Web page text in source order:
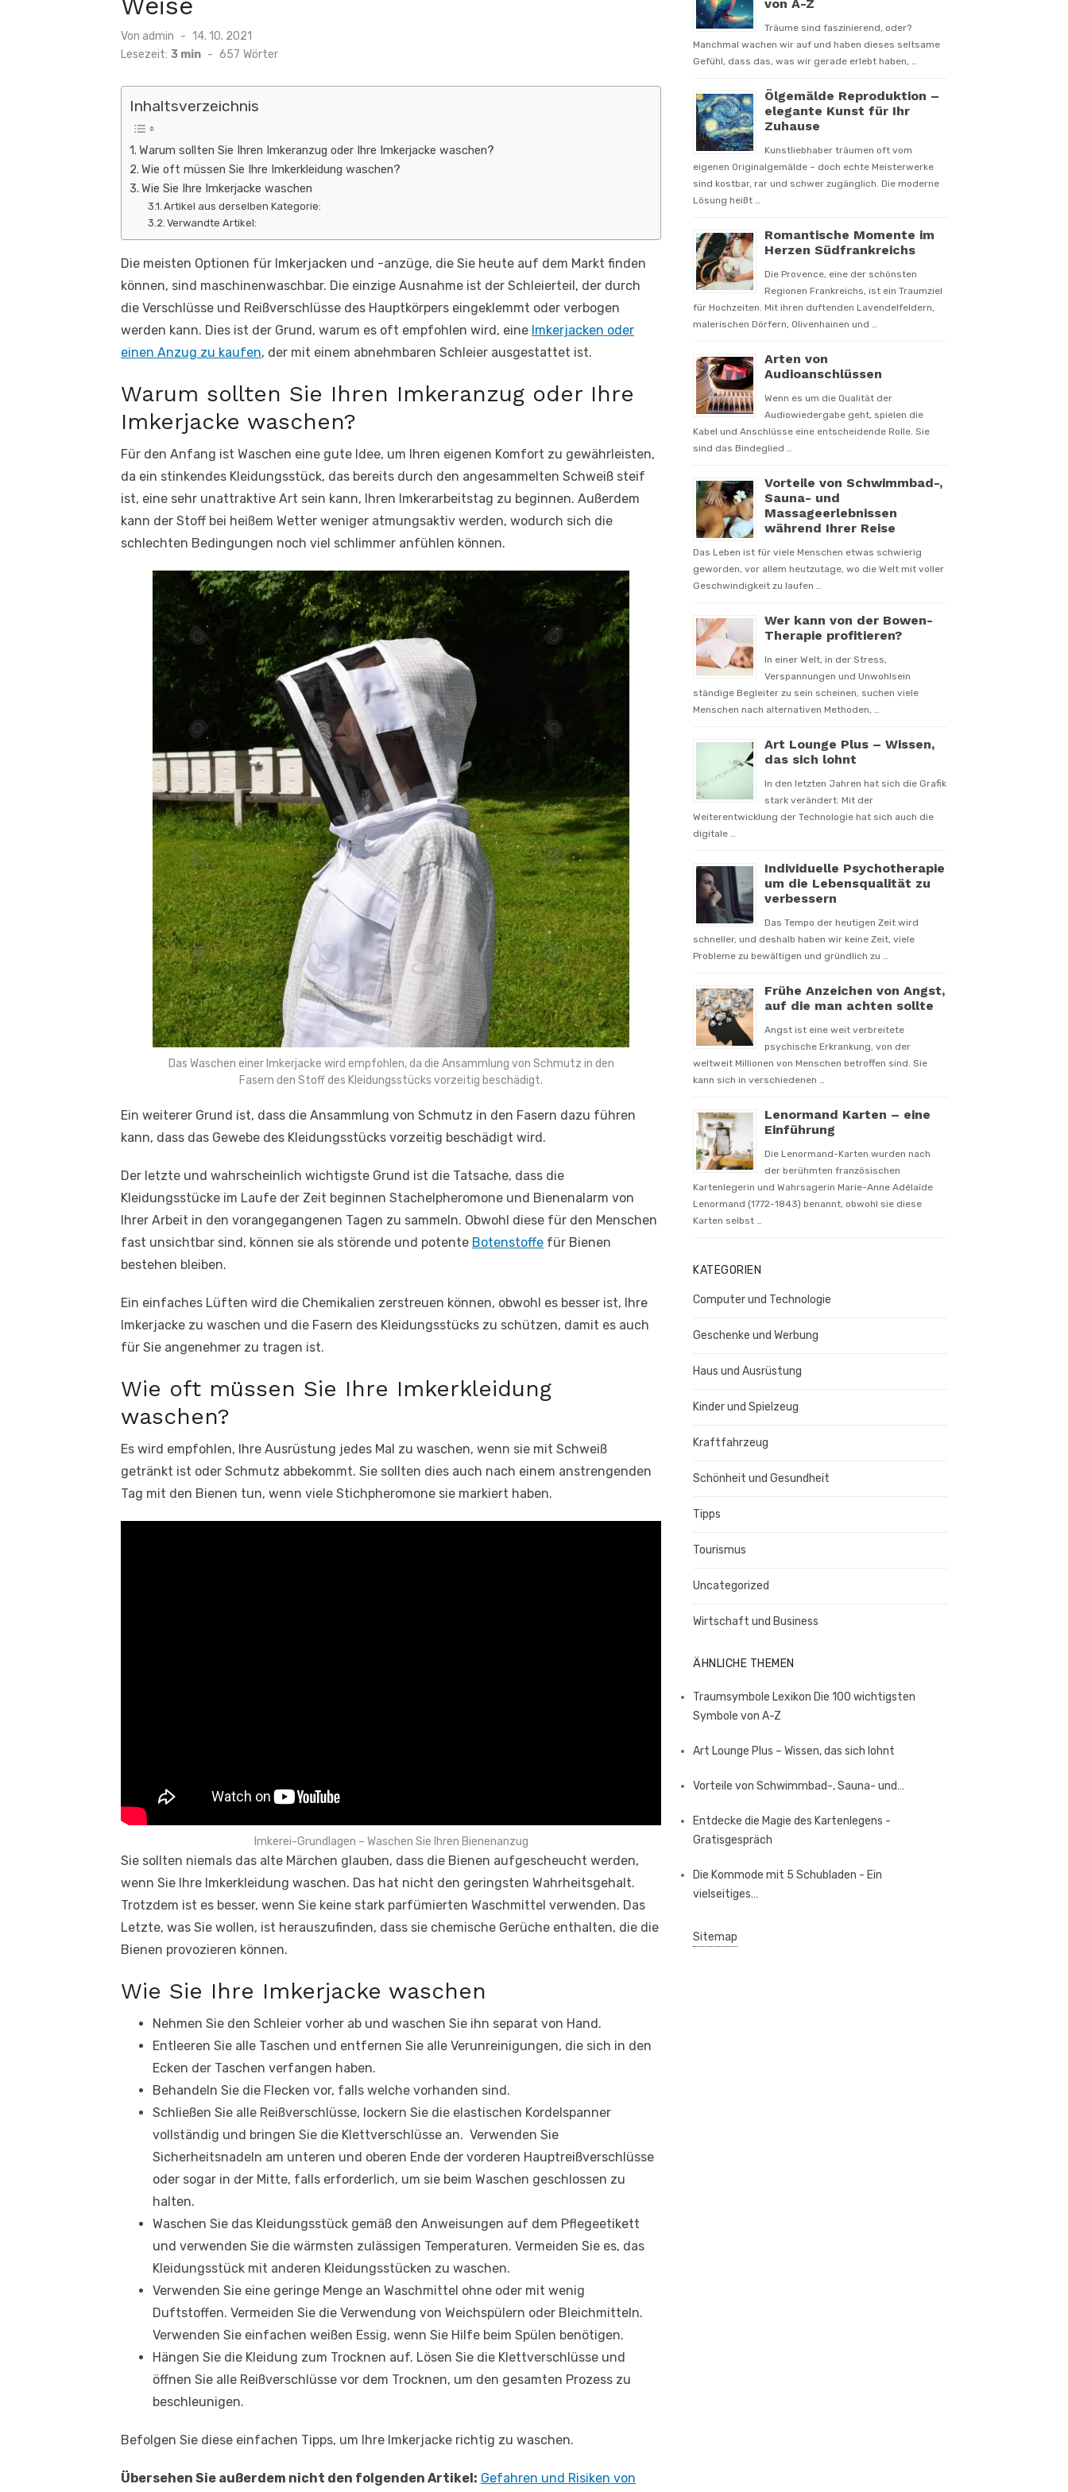
Von admin
Veröffentlicht
am
14. 10. 2021
Lesezeit: 3 min - 657 Wörter
Inhaltsverzeichnis
Warum sollten Sie Ihren Imkeranzug oder Ihre Imkerjacke waschen?
Wie oft müssen Sie Ihre Imkerkleidung waschen?
Wie Sie Ihre Imkerjacke waschen
Artikel aus derselben Kategorie:
Verwandte Artikel:
Die meisten Optionen für Imkerjacken und -anzüge, die Sie heute auf dem Markt finden
können, sind maschinenwaschbar. Die einzige Ausnahme ist der Schleierteil, der durch
die Verschlüsse und Reißverschlüsse des Hauptkörpers eingeklemmt oder verbogen
werden kann. Dies ist der Grund, warum es oft empfohlen wird, eine Imkerjacken oder
einen Anzug zu kaufen, der mit einem abnehmbaren Schleier ausgestattet ist.
Warum sollten Sie Ihren Imkeranzug oder Ihre
Imkerjacke waschen?
Für den Anfang ist Waschen eine gute Idee, um Ihren eigenen Komfort zu gewährleisten,
da ein stinkendes Kleidungsstück, das bereits durch den angesammelten Schweiß steif
ist, eine sehr unattraktive Art sein kann, Ihren Imkerarbeitstag zu beginnen. Außerdem
kann der Stoff bei heißem Wetter weniger atmungsaktiv werden, wodurch sich die
schlechten Bedingungen noch viel schlimmer anfühlen können.
Das Waschen einer Imkerjacke wird empfohlen, da die Ansammlung von Schmutz in den
Fasern den Stoff des Kleidungsstücks vorzeitig beschädigt.
Ein weiterer Grund ist, dass die Ansammlung von Schmutz in den Fasern dazu führen
kann, dass das Gewebe des Kleidungsstücks vorzeitig beschädigt wird.
Der letzte und wahrscheinlich wichtigste Grund ist die Tatsache, dass die
Kleidungsstücke im Laufe der Zeit beginnen Stachelpheromone und Bienenalarm von
Ihrer Arbeit in den vorangegangenen Tagen zu sammeln. Obwohl diese für den Menschen
fast unsichtbar sind, können sie als störende und potente Botenstoffe für Bienen
bestehen bleiben.
Ein einfaches Lüften wird die Chemikalien zerstreuen können, obwohl es besser ist, Ihre
Imkerjacke zu waschen und die Fasern des Kleidungsstücks zu schützen, damit es auch
für Sie angenehmer zu tragen ist.
Wie oft müssen Sie Ihre Imkerkleidung
waschen?
Es wird empfohlen, Ihre Ausrüstung jedes Mal zu waschen, wenn sie mit Schweiß
getränkt ist oder Schmutz abbekommt. Sie sollten dies auch nach einem anstrengenden
Tag mit den Bienen tun, wenn viele Stichpheromone sie markiert haben.
Imkerei-Grundlagen – Waschen Sie Ihren Bienenanzug
Sie sollten niemals das alte Märchen glauben, dass die Bienen aufgescheucht werden,
wenn Sie Ihre Imkerkleidung waschen. Das hat nicht den geringsten Wahrheitsgehalt.
Trotzdem ist es besser, wenn Sie keine stark parfümierten Waschmittel verwenden. Das
Letzte, was Sie wollen, ist herauszufinden, dass sie chemische Gerüche enthalten, die die
Bienen provozieren können.
Wie Sie Ihre Imkerjacke waschen
Nehmen Sie den Schleier vorher ab und waschen Sie ihn separat von Hand.
Entleeren Sie alle Taschen und entfernen Sie alle Verunreinigungen, die sich in den
Ecken der Taschen verfangen haben.
Behandeln Sie die Flecken vor, falls welche vorhanden sind.
Schließen Sie alle Reißverschlüsse, lockern Sie die elastischen Kordelspanner
vollständig und bringen Sie die Klettverschlüsse an. Verwenden Sie
Sicherheitsnadeln am unteren und oberen Ende der vorderen Hauptreißverschlüsse
oder sogar in der Mitte, falls erforderlich, um sie beim Waschen geschlossen zu
halten.
Waschen Sie das Kleidungsstück gemäß den Anweisungen auf dem Pflegeetikett
und verwenden Sie die wärmsten zulässigen Temperaturen. Vermeiden Sie es, das
Kleidungsstück mit anderen Kleidungsstücken zu waschen.
Verwenden Sie eine geringe Menge an Waschmittel ohne oder mit wenig
Duftstoffen. Vermeiden Sie die Verwendung von Weichspülern oder Bleichmitteln.
Verwenden Sie einfachen weißen Essig, wenn Sie Hilfe beim Spülen benötigen.
Hängen Sie die Kleidung zum Trocknen auf. Lösen Sie die Klettverschlüsse und
öffnen Sie alle Reißverschlüsse vor dem Trocknen, um den gesamten Prozess zu
beschleunigen.
Befolgen Sie diese einfachen Tipps, um Ihre Imkerjacke richtig zu waschen.
Übersehen Sie außerdem nicht den folgenden Artikel: Gefahren und Risiken von
von A-Z
Träume sind faszinierend, oder?
Manchmal wachen wir auf und haben dieses seltsame
Gefühl, dass das, was wir gerade erlebt haben, …
Ölgemälde Reproduktion –
elegante Kunst für Ihr
Zuhause
Kunstliebhaber träumen oft vom
eigenen Originalgemälde – doch echte Meisterwerke
sind kostbar, rar und schwer zugänglich. Die moderne
Lösung heißt …
Romantische Momente im
Herzen Südfrankreichs
Die Provence, eine der schönsten
Regionen Frankreichs, ist ein Traumziel
für Hochzeiten. Mit ihren duftenden Lavendelfeldern,
malerischen Dörfern, Olivenhainen und …
Arten von
Audioanschlüssen
Wenn es um die Qualität der
Audiowiedergabe geht, spielen die
Kabel und Anschlüsse eine entscheidende Rolle. Sie
sind das Bindeglied …
Vorteile von Schwimmbad-,
Sauna- und
Massageerlebnissen
während Ihrer Reise
Das Leben ist für viele Menschen etwas schwierig
geworden, vor allem heutzutage, wo die Welt mit voller
Geschwindigkeit zu laufen …
Wer kann von der Bowen-
Therapie profitieren?
In einer Welt, in der Stress,
Verspannungen und Unwohlsein
ständige Begleiter zu sein scheinen, suchen viele
Menschen nach alternativen Methoden, …
Art Lounge Plus – Wissen,
das sich lohnt
In den letzten Jahren hat sich die Grafik
stark verändert. Mit der
Weiterentwicklung der Technologie hat sich auch die
digitale …
Individuelle Psychotherapie
um die Lebensqualität zu
verbessern
Das Tempo der heutigen Zeit wird
schneller, und deshalb haben wir keine Zeit, viele
Probleme zu bewältigen und gründlich zu …
Frühe Anzeichen von Angst,
auf die man achten sollte
Angst ist eine weit verbreitete
psychische Erkrankung, von der
weltweit Millionen von Menschen betroffen sind. Sie
kann sich in verschiedenen …
Lenormand Karten – eine
Einführung
Die Lenormand-Karten wurden nach
der berühmten französischen
Kartenlegerin und Wahrsagerin Marie-Anne Adélaïde
Lenormand (1772-1843) benannt, obwohl sie diese
Karten selbst …
KATEGORIEN
Computer und Technologie
Geschenke und Werbung
Haus und Ausrüstung
Kinder und Spielzeug
Kraftfahrzeug
Schönheit und Gesundheit
Tipps
Tourismus
Uncategorized
Wirtschaft und Business
ÄHNLICHE THEMEN
Traumsymbole Lexikon Die 100 wichtigsten
Symbole von A-Z
Art Lounge Plus – Wissen, das sich lohnt
Vorteile von Schwimmbad-, Sauna- und…
Entdecke die Magie des Kartenlegens -
Gratisgespräch
Die Kommode mit 5 Schubladen - Ein
vielseitiges…
Sitemap